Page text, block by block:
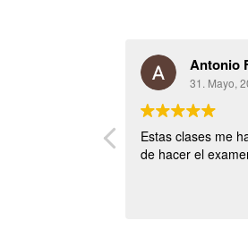
Antonio
31. Mayo,
Estas clases me
de hacer el